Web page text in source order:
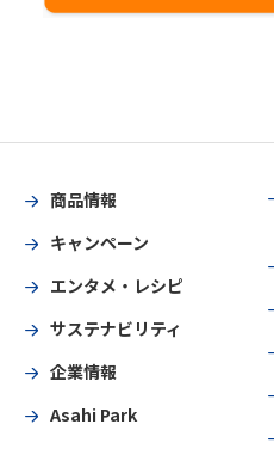
商品情報
キャンペーン
エンタメ・レシピ
サステナビリティ
企業情報
Asahi Park